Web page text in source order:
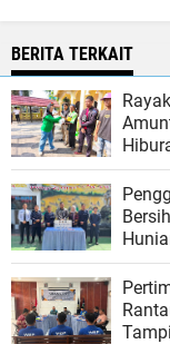
BERITA TERKAIT